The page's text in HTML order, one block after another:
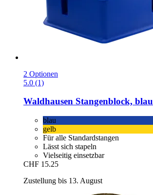
2 Optionen
5.0 (1)
Waldhausen Stangenblock, blau
blau
gelb
Für alle Standardstangen
Lässt sich stapeln
Vielseitig einsetzbar
CHF 15.25
Zustellung bis 13. August